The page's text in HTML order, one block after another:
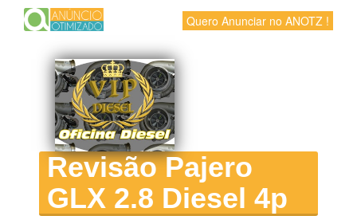
Quero Anunciar no ANOTZ !
Revisão Pajero
GLX 2.8 Diesel 4p